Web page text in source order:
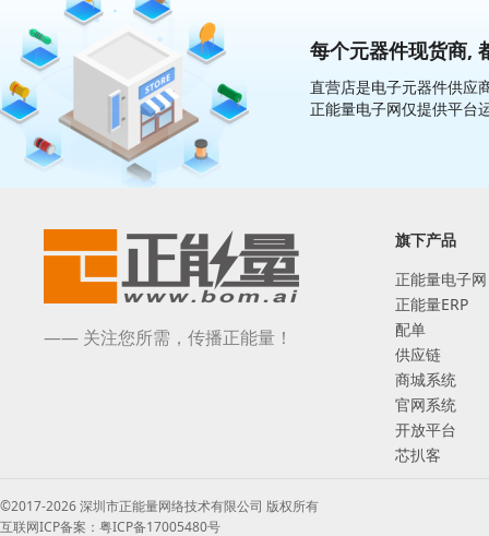
每个元器件现货商,
直营店是电子元器件供应
正能量电子网仅提供平台
—— 关注您所需，传播正能量！
旗下产品
正能量电子网
正能量ERP
配单
供应链
商城系统
官网系统
开放平台
芯扒客
©2017-2026 深圳市正能量网络技术有限公司 版权所有
互联网ICP备案：粤ICP备17005480号